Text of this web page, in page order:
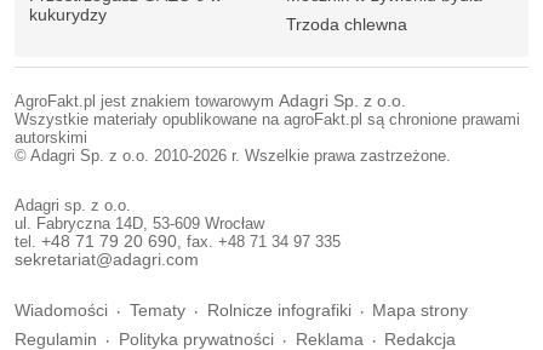
kukurydzy
Trzoda chlewna
AgroFakt.pl jest znakiem towarowym Adagri Sp. z o.o.
Wszystkie materiały opublikowane na agroFakt.pl są chronione prawami
autorskimi
© Adagri Sp. z o.o. 2010-2026 r. Wszelkie prawa zastrzeżone.
Adagri sp. z o.o.
ul. Fabryczna 14D, 53-609 Wrocław
tel. +48 71 79 20 690, fax. +48 71 34 97 335
sekretariat@adagri.com
Wiadomości Tematy Rolnicze infografiki
Mapa strony
Regulamin
Polityka prywatności Reklama Redakcja